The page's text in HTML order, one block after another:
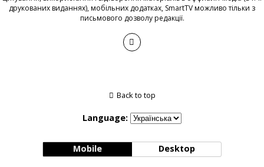
друкованих виданнях), мобільних додатках, SmartTV можливо тільки з
письмового дозволу редакції.
Back to top
Language:
Mobile Desktop